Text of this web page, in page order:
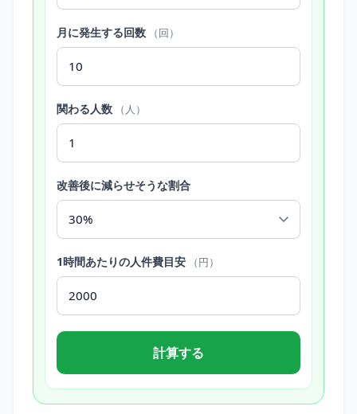
月に発生する回数 （回）
関わる人数 （人）
改善後に減らせそうな割合
1時間あたりの人件費目安 （円）
計算する